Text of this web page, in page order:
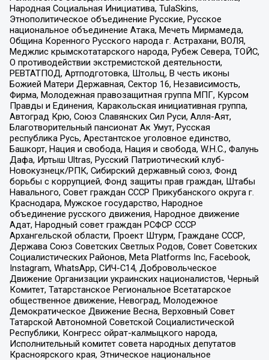
Народная Социальная Инициатива, TulaSkins,
Этнополитическое объединение Русские, Русское
национальное объединение Атака, Мечеть Мирмамеда,
Община Коренного Русского народа г. Астрахани, ВОЛЯ,
Меджлис крымскотатарского народа, Рубеж Севера, ТОЙС,
О противодействии экстремистской деятельности,
РЕВТАТПОД, Артподготовка, Штольц, В честь иконы
Божией Матери Державная, Сектор 16, Независимость,
Фирма, Молодежная правозащитная группа МПГ, Курсом
Правды и Единения, Каракольская инициативная группа,
Автоград Крю, Союз Славянских Сил Руси, Алля-Аят,
Благотворительный пансионат Ак Умут, Русская
республика Русь, Арестантское уголовное единство,
Башкорт, Нация и свобода, Нация и свобода, W.H.С., Фалунь
Дафа, Иртыш Ultras, Русский Патриотический клуб-
Новокузнецк/РПК, Сибирский державный союз, Фонд
борьбы с коррупцией, Фонд защиты прав граждан, Штабы
Навального, Совет граждан СССР Прикубанского округа г.
Краснодара, Мужское государство, Народное
объединение русского движения, Народное движение
Адат, Народный совет граждан РСФСР СССР
Архангельской области, Проект Штурм, Граждане СССР,
Держава Союз Советских Светлых Родов, Совет Советских
Социалистических Районов, Meta Platforms Inc, Facebook,
Instagram, WhatsApp, СИЧ-С14, Добровольческое
Движение Организации украинских националистов, Черный
Комитет, Татарстанское Региональное Всетатарское
общественное движение, Невоград, Молодежное
Демократическое Движение Весна, Верховный Совет
Татарской Автономной Советской Социалистической
Республики, Конгресс ойрат-калмыцкого народа,
Исполнительный комитет совета народных депутатов
Красноярского края, Этническое национальное